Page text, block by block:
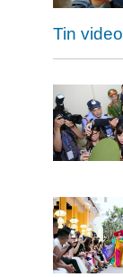
Tin video